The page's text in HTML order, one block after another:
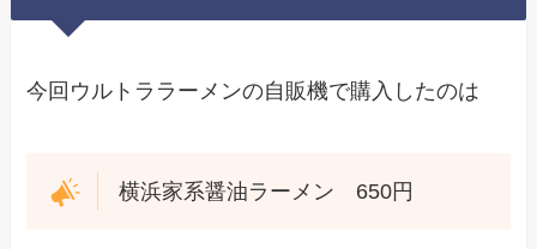
今回ウルトララーメンの自販機で購入したのは
横浜家系醤油ラーメン 650円